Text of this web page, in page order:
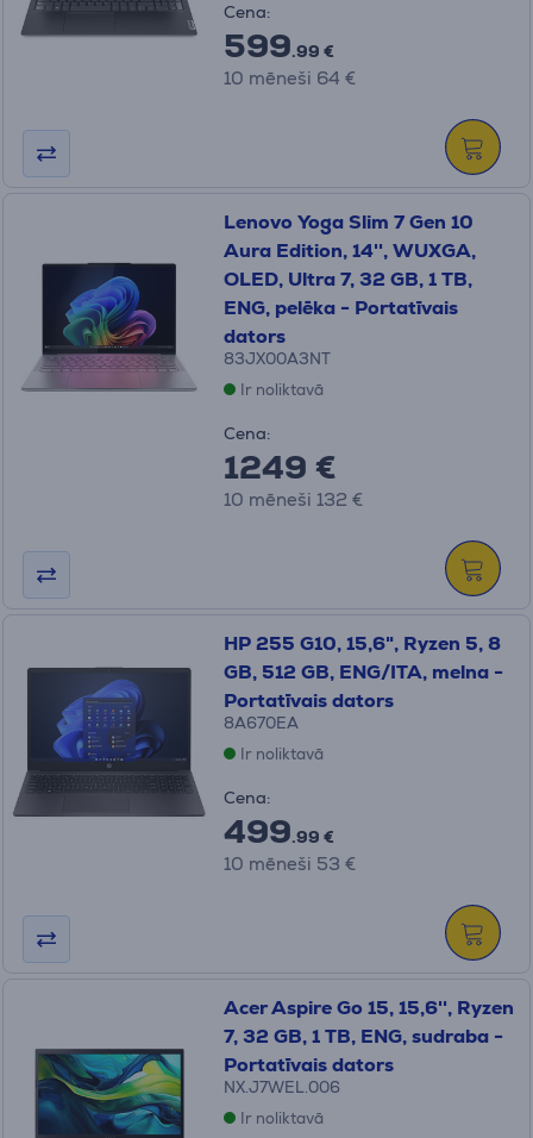
Cena:
599.99 €
10 mēneši 64 €
Lenovo Yoga Slim 7 Gen 10
Aura Edition, 14'', WUXGA,
OLED, Ultra 7, 32 GB, 1 TB,
ENG, pelēka - Portatīvais
dators
83JX00A3NT
Ir noliktavā
Cena:
1249 €
10 mēneši 132 €
HP 255 G10, 15,6", Ryzen 5, 8
GB, 512 GB, ENG/ITA, melna -
Portatīvais dators
8A670EA
Ir noliktavā
Cena:
499.99 €
10 mēneši 53 €
Acer Aspire Go 15, 15,6'', Ryzen
7, 32 GB, 1 TB, ENG, sudraba -
Portatīvais dators
NX.J7WEL.006
Ir noliktavā